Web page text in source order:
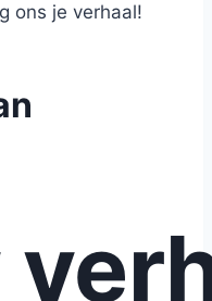
ons je verhaal!